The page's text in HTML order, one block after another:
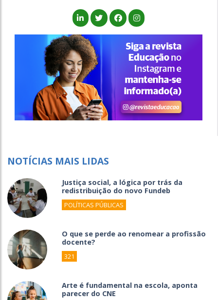
NOTÍCIAS MAIS LIDAS
Justiça social, a lógica por trás da
redistribuição do novo Fundeb
POLÍTICAS PÚBLICAS
O que se perde ao renomear a profissão
docente?
321
Arte é fundamental na escola, aponta
parecer do CNE